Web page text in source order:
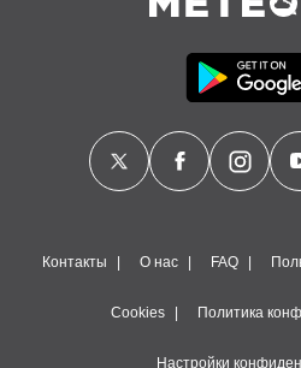
Контакты О нас FAQ
Cookies Политика
Настройки